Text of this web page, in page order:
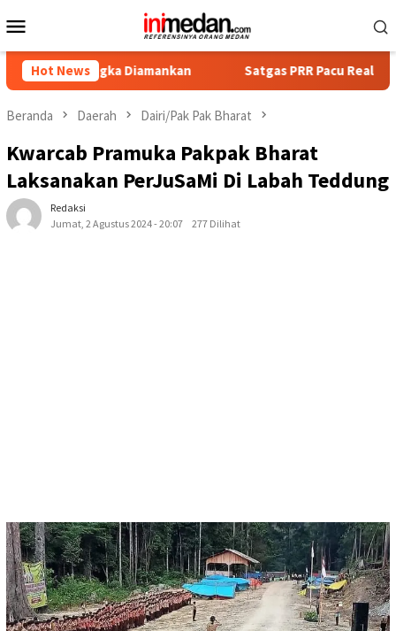
ke
Mobile
Hot News
Diamankan Satgas PRR Pacu Realisasi
Beranda Daerah Dairi/Pak Pak Bharat
Kwarcab Pramuka Pakpak Bharat
Laksanakan PerJuSaMi Di Labah Teddung
Redaksi
Jumat, 2 Agustus 2024 - 20:07
277 Dilihat